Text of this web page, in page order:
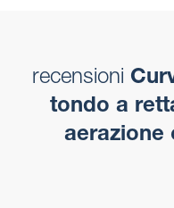
recensioni
tondo a
aerazione